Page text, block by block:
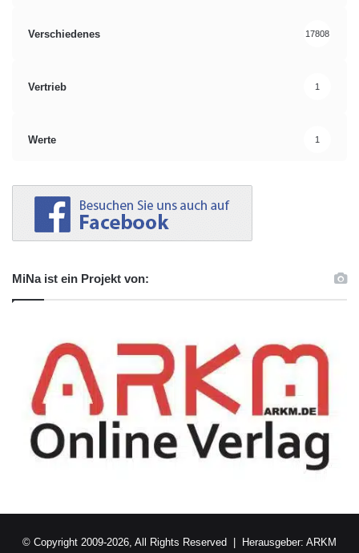
Verschiedenes 17808
Vertrieb 1
Werte 1
MiNa ist ein Projekt von:
© Copyright 2009-2026, All Rights Reserved | Herausgeber: ARKM